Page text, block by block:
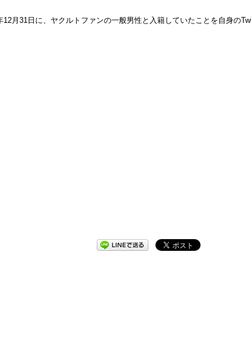
月31日に、ヤクルトファンの一般男性と入籍していたことを自身の